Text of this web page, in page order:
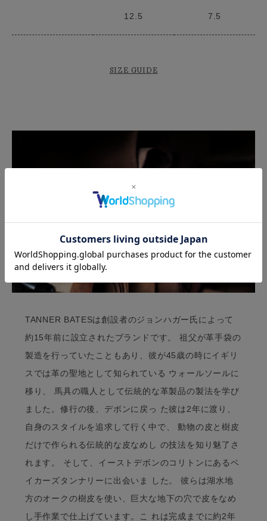
12.5 7.5
SIZE GUIDE
TANNER BATESは創設者のジョンハガー氏によって
約15年前に設立されたブランドです。 祖父が革手袋の
製造を行っていたこともあり、彼が45歳の時にイギリ
スでは革の聖地として知られている ウォールソールに
移り、 馬具の職人として伝統的な革製品の製法を学び
ました。修行の後、デボンに戻っ た彼は2年に渡り、
自身のスタイルを追求して行く中で、 動物の皮と樹皮
だけで作られる伝統的な皮なめし の技法を知り魅了さ
れます。 そして、イーストデボンのコリトンにあるベ
イカーズタンナリーに出会いま した。 彼らは湖水地
方のオークの樹皮を使い、巨大な地下の穴で皮をなめ
し手作業で仕上げています。こ れは完成までに約2年